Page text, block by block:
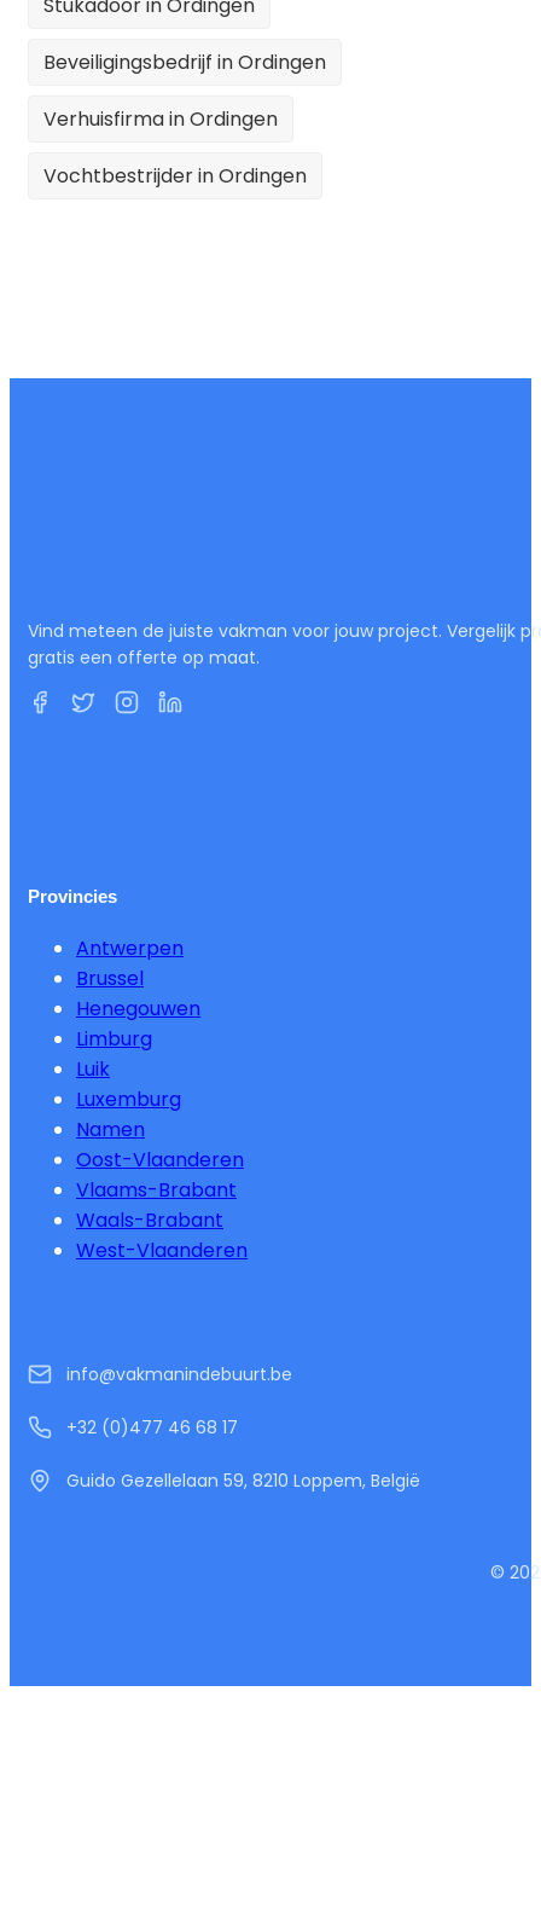
Stukadoor in Ordingen
Beveiligingsbedrijf in Ordingen
Verhuisfirma in Ordingen
Vochtbestrijder in Ordingen
Vind meteen de juiste vakman voor jouw project. Vergelijk
gratis een offerte op maat.
Provincies
Antwerpen
Brussel
Henegouwen
Limburg
Luik
Luxemburg
Namen
Oost-Vlaanderen
Vlaams-Brabant
Waals-Brabant
West-Vlaanderen
info@vakmanindebuurt.be
+32 (0)477 46 68 17
Guido Gezellelaan 59, 8210 Loppem, België
©